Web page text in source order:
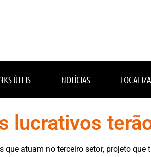
ÚTEIS NOTÍCIAS
lucrativos
atuam no terceiro setor, projeto